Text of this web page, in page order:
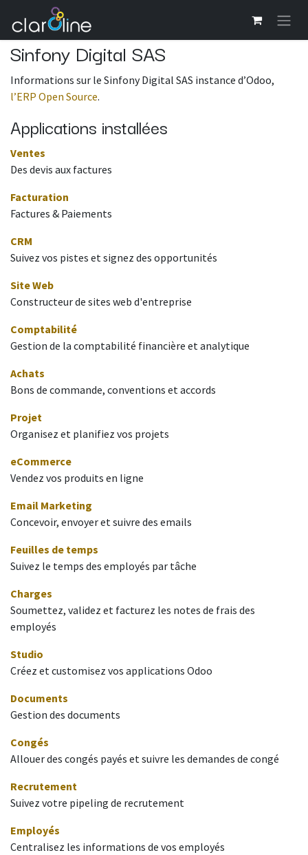
Se rendre au contenu
Sinfony Digital SAS
Informations sur le Sinfony Digital SAS instance d’Odoo,
l’ERP Open Source.
Applications installées
Ventes
Des devis aux factures
Facturation
Factures & Paiements
CRM
Suivez vos pistes et signez des opportunités
Site Web
Constructeur de sites web d'entreprise
Comptabilité
Gestion de la comptabilité financière et analytique
Achats
Bons de commande, conventions et accords
Projet
Organisez et planifiez vos projets
eCommerce
Vendez vos produits en ligne
Email Marketing
Concevoir, envoyer et suivre des emails
Feuilles de temps
Suivez le temps des employés par tâche
Charges
Soumettez, validez et facturez les notes de frais des
employés
Studio
Créez et customisez vos applications Odoo
Documents
Gestion des documents
Congés
Allouer des congés payés et suivre les demandes de congé
Recrutement
Suivez votre pipeling de recrutement
Employés
Centralisez les informations de vos employés